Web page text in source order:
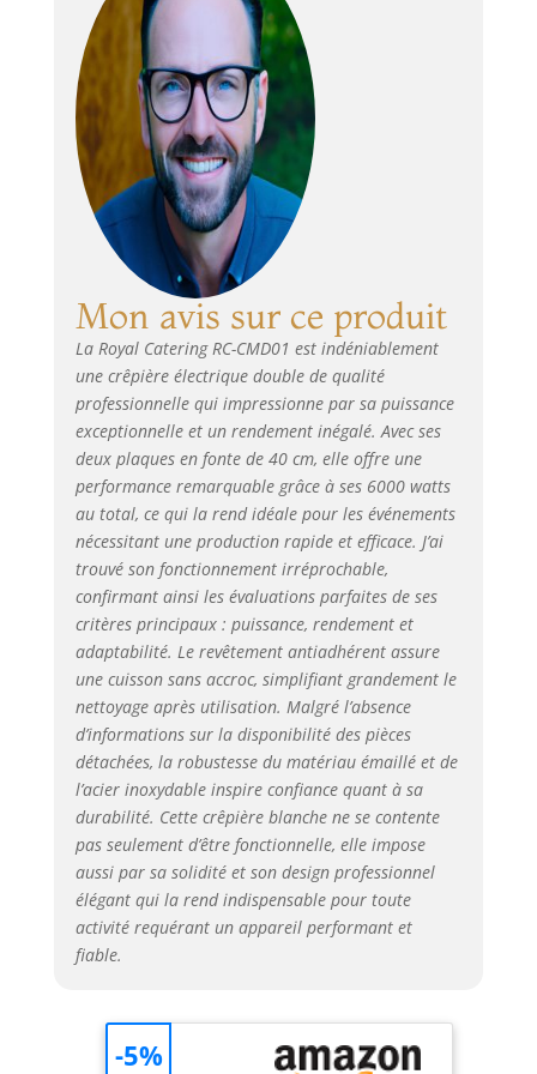
en acier
inoxydable - incl.
Répartisseur à
pâte Dimensions
(Lxlxh) 48 x 45 x
23,50 cm - Poids 14
kg - Dimensions
d'envoi (Lxlxh)
50,50 x 54,50 x 29
cm - Poids
Mon avis sur ce produit
La Royal Catering RC-CMD01 est indéniablement
une crêpière électrique double de qualité
professionnelle qui impressionne par sa puissance
exceptionnelle et un rendement inégalé. Avec ses
deux plaques en fonte de 40 cm, elle offre une
performance remarquable grâce à ses 6000 watts
au total, ce qui la rend idéale pour les événements
nécessitant une production rapide et efficace. J’ai
trouvé son fonctionnement irréprochable,
confirmant ainsi les évaluations parfaites de ses
critères principaux : puissance, rendement et
adaptabilité. Le revêtement antiadhérent assure
une cuisson sans accroc, simplifiant grandement le
nettoyage après utilisation. Malgré l’absence
d’informations sur la disponibilité des pièces
détachées, la robustesse du matériau émaillé et de
l’acier inoxydable inspire confiance quant à sa
durabilité. Cette crêpière blanche ne se contente
pas seulement d’être fonctionnelle, elle impose
aussi par sa solidité et son design professionnel
élégant qui la rend indispensable pour toute
activité requérant un appareil performant et
fiable.
-5%